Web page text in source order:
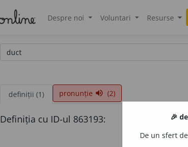
Despre noi Voluntari Resurse
definiții (1) pronunție volume_up (2)
Definiția cu ID-ul 863193: 🎉
De un sfert